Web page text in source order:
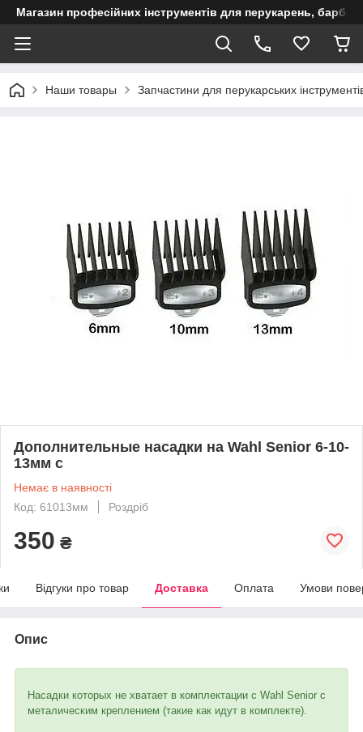
Магазин професійних інструментів для перукарень,
Наши товары Запчастини для перукарських
Дополнительные насадки на Wahl Senior 6-10-
13мм с
Немає в наявності
Код: 61013мм
Роздріб
350 ₴
Відгуки про товар Доставка Оплата Умови
Опис
Насадки которых не хватает в комплектации с Wahl Senior с
металическим креплением (такие как идут в комплекте).